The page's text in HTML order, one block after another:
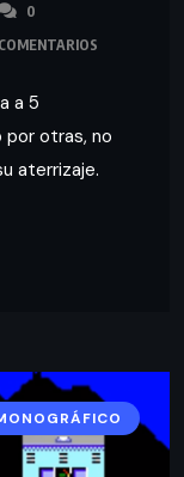
0
COMENTARIOS
a 5
por otras, no
aterrizaje.